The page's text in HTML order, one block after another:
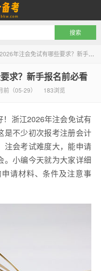
年注会免试有哪些要求？新手报名前必看
求？新手报名前必看
前（05-29） 183浏览
浙江2026年注会免试有
是不少初次报考注册会计
注会考试难度大，能申请
。小编今天就为大家详细
请材料、条件及注意事